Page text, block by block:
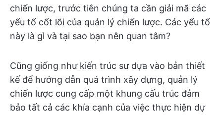
chiến lược, trước tiên chúng ta cần giải mã các
yếu tố cốt lõi của quản lý chiến lược. Các yếu tố
này là gì và tại sao bạn nên quan tâm?
Cũng giống như kiến trúc sư dựa vào bản thiết
kế để hướng dẫn quá trình xây dựng, quản lý
chiến lược cung cấp một khung cấu trúc đảm
bảo tất cả các khía cạnh của việc thực hiện dự